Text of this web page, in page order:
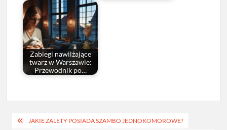
Zabiegi nawilżające
twarz w Warszawie:
Przewodnik po…
Nawigacja
JAKIE ZALETY POSIADA SZAMBO JEDNOKOMOROWE?